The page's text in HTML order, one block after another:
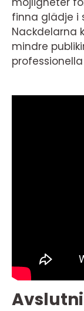
finna glädje i
Nackdelarna
mindre